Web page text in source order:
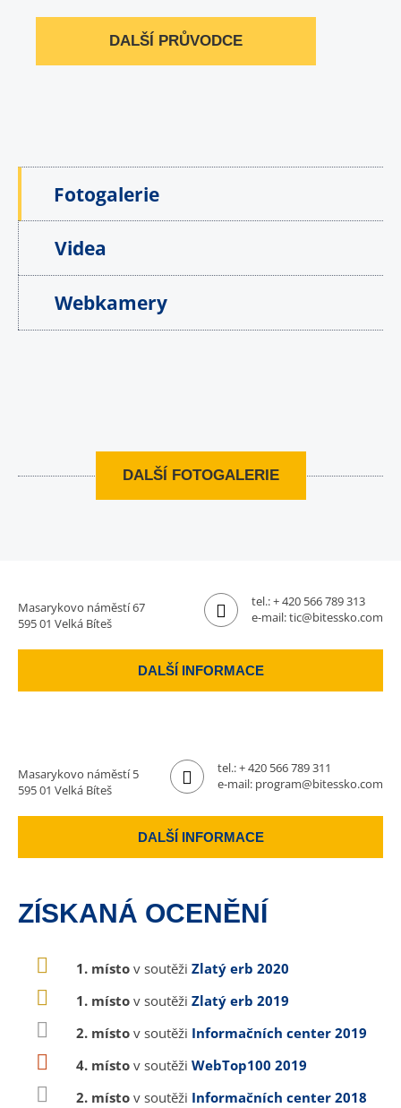
DALŠÍ PRŮVODCE
Fotogalerie
Videa
Webkamery
DALŠÍ FOTOGALERIE
Masarykovo náměstí 67
595 01 Velká Bíteš
tel.:+ 420 566 789 313
e-mail:tic@bitessko.com
DALŠÍ INFORMACE
Masarykovo náměstí 5
595 01 Velká Bíteš
tel.:+ 420 566 789 311
e-mail: program@bitessko.com
DALŠÍ INFORMACE
ZÍSKANÁ OCENĚNÍ
1. místo v soutěži Zlatý erb 2020
1. místo v soutěži Zlatý erb 2019
2. místo v soutěži Informačních center 2019
4. místo v soutěži WebTop100 2019
2. místo v soutěži Informačních center 2018